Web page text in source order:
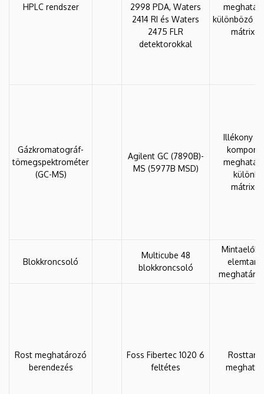
HPLC rendszer
2998 PDA, Waters
2414 RI és Waters
2475 FLR
detektorokkal
különböző
Gázkromatográf-
tömegspektrométer
(GC-MS)
Agilent GC (7890B)-
MS (5977B MSD)
Illékony
Blokkroncsoló
Multicube 48
blokkroncsoló
Rost meghatározó
berendezés
Foss Fibertec 1020 6
feltétes